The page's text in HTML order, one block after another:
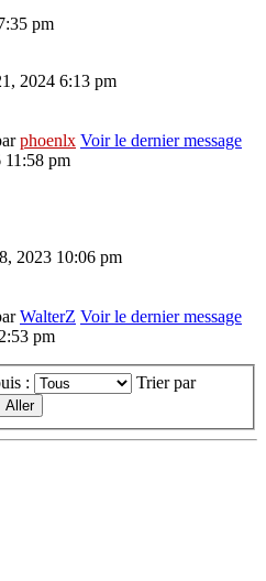
pm
2024 6:13 pm
phoenlx Voir le dernier message
11:58 pm
2023 10:06 pm
WalterZ Voir le dernier message
pm
: Trier par